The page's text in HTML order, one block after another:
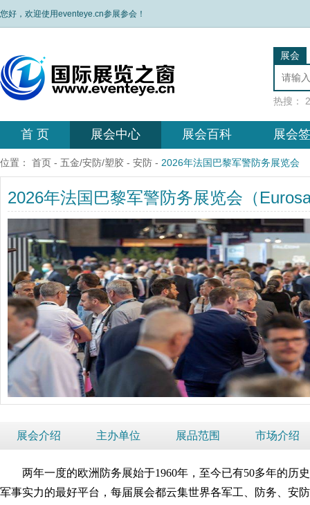
您好，欢迎使用eventeye.cn参展参会！
展会
热搜：
首 页 展会中心 展会百科 展会
位置： 首页 - 五金/安防/塑胶 - 安防 - 2026年法国巴黎军警防务展览会
2026年法国巴黎军警防务展览会（
展会介绍 主办单位 展品范围 市场介绍
两年一度的欧洲防务展始于1960年，至今已有50多年的历
军事实力的最好平台，每届展会都云集世界各军工、防务、安